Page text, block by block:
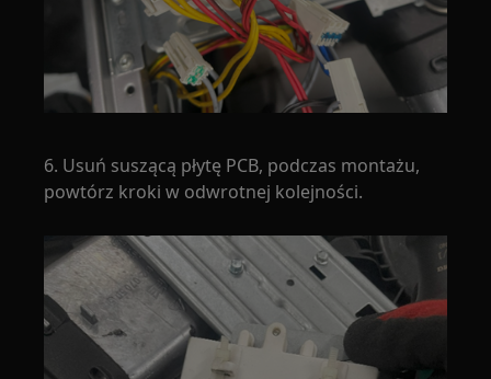
6. Usuń suszącą płytę PCB, podczas montażu,
powtórz kroki w odwrotnej kolejności.